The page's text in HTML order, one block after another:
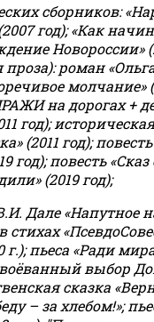
сборников:
год); «Как
Новороссии»
роман
молчание»
на дорогах +
год);
(2011 год);
год); повесть
(2019 год);
Дале «Напутное
стихах
г.); пьеса «Ради
выбор
сказка
– за хлебом!»;